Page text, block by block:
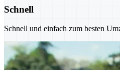
Schnell
Schnell und einfach zum besten